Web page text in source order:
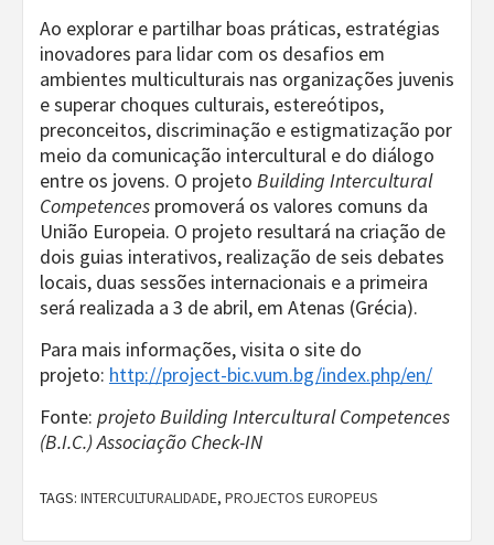
Ao explorar e partilhar boas práticas, estratégias
inovadores para lidar com os desafios em
ambientes multiculturais nas organizações juvenis
e superar choques culturais, estereótipos,
preconceitos, discriminação e estigmatização por
meio da comunicação intercultural e do diálogo
entre os jovens. O projeto Building Intercultural
Competences promoverá os valores comuns da
União Europeia. O projeto resultará na criação de
dois guias interativos, realização de seis debates
locais, duas sessões internacionais e a primeira
será realizada a 3 de abril, em Atenas (Grécia).
Para mais informações, visita o site do
projeto: http://project-bic.vum.bg/index.php/en/
Fonte: projeto Building Intercultural Competences
(B.I.C.) Associação Check-IN
TAGS: INTERCULTURALIDADE, PROJECTOS EUROPEUS